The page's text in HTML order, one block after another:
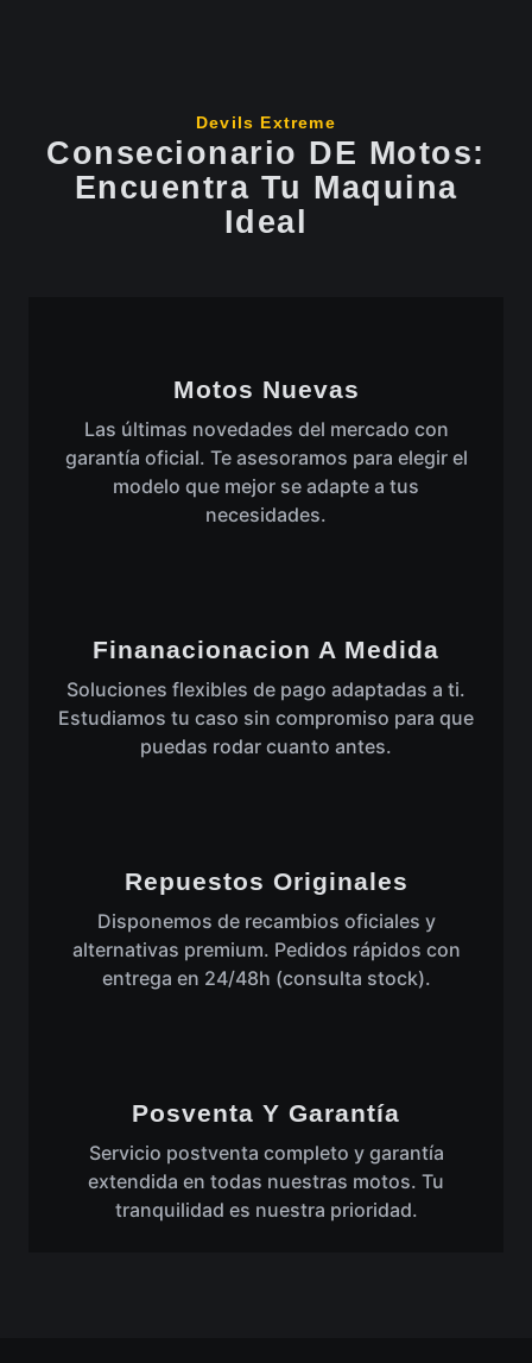
Devils Extreme
Consecionario DE Motos:
Encuentra Tu Maquina
Ideal
Motos Nuevas
Las últimas novedades del mercado con
garantía oficial. Te asesoramos para elegir el
modelo que mejor se adapte a tus
necesidades.
Finanacionacion A Medida
Soluciones flexibles de pago adaptadas a ti.
Estudiamos tu caso sin compromiso para que
puedas rodar cuanto antes.
Repuestos Originales
Disponemos de recambios oficiales y
alternativas premium. Pedidos rápidos con
entrega en 24/48h (consulta stock).
Posventa Y Garantía
Servicio postventa completo y garantía
extendida en todas nuestras motos. Tu
tranquilidad es nuestra prioridad.